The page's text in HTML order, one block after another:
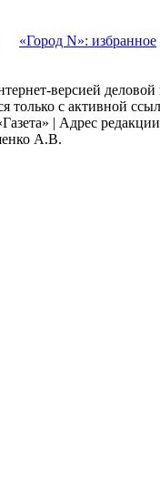
«Город N»: избранное
версией
только с активной
| Адрес
А.В.